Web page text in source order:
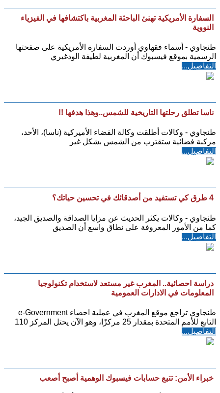
السفارة الأمريكية تهنئ الباحثة المغربية باكتشافها في الفيزياء
النووية
طنجاوي - أسماء فقهاوي أوردت السفارة الأمريكية على صفحتها
الرسمية بموقع فيسبوك أن المغربية لطيفة الودغيري
التفاصيل...
ناسا تطلق رحلتها التاريخية للشمس..وهذا هدفها !!
طنجاوي - وكالات أطلقت وكالة الفضاء الأميركية (ناسا)، الأحد،
مركبة فضائية ستقترب من الشمس بشكل غير
التفاصيل...
4 طرق كي تستفيد من أصدقائك في تحسين حياتك؟
طنجاوي - وكالات يكثر الحديث عن مزايا الصداقة والصديق الجيد،
كما من الأمور المعروفة على نطاق واسع أن الصديق
التفاصيل...
دراسة احصائية.. المغرب غير مستعد لاستخدام تكنولوجيا
المعلومات في الادارات العمومية
طنجاوي تراجع موقع المغرب في عملية احصاء e-Government
التابع للأمم المتحدة بمقدار 25 مركزًا، وهو الآن يحتل المركز 110
التفاصيل...
خبراء الأمن: تتبع حسابات فيسبوك الوهمية أصبح أصعب